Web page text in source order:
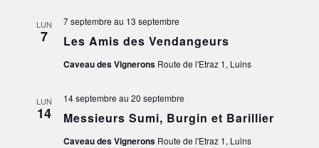
LUN
7 Les Amis des Vendangeurs
7 septembre au 13 septembre
Caveau des Vignerons Route de l'Etraz 1, Luins
LUN
14 Messieurs Sumi, Burgin et Barillier
14 septembre au 20 septembre
Caveau des Vignerons Route de l'Etraz 1, Luins